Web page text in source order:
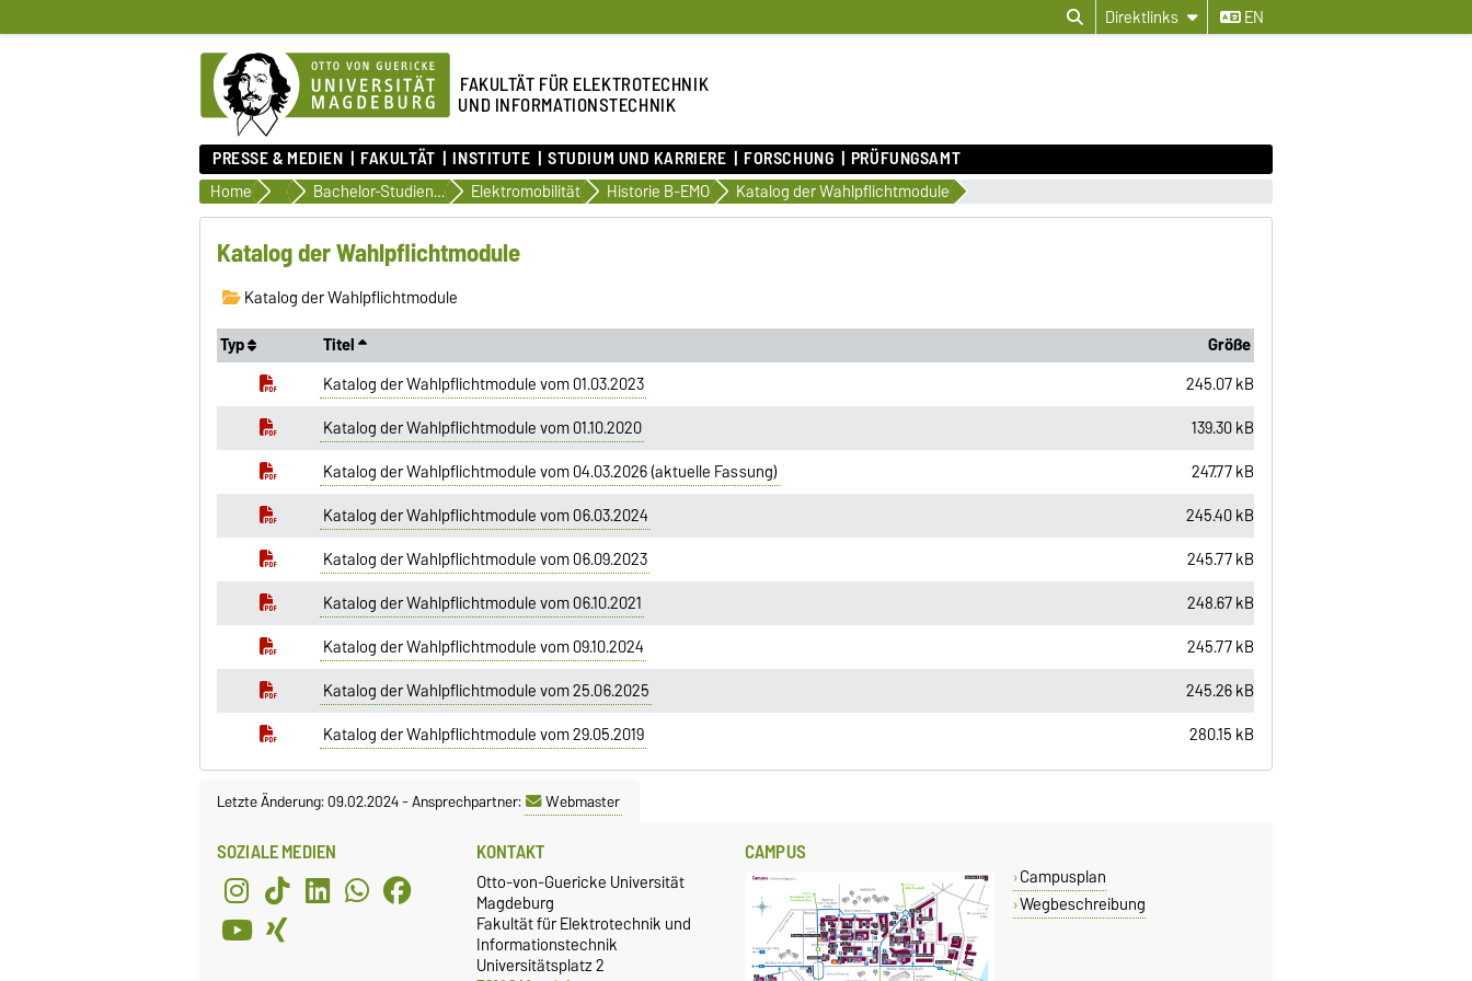
Direktlinks EN
FAKULTÄT FÜR ELEKTROTECHNIK
UND INFORMATIONSTECHNIK
PRESSE & MEDIEN FAKULTÄT INSTITUTE STUDIUM UND KARRIERE FORSCHUNG PRÜFUNGSAMT
Home Studiendokumente Bachelor-Studiengänge Elektromobilität Historie B-EMO Katalog der Wahlpflichtmodule
Katalog der Wahlpflichtmodule
Katalog der Wahlpflichtmodule
Typ
Titel
Größe
Katalog der Wahlpflichtmodule vom 01.03.2023
245.07 kB
Katalog der Wahlpflichtmodule vom 01.10.2020
139.30 kB
Katalog der Wahlpflichtmodule vom 04.03.2026 (aktuelle Fassung)
247.77 kB
Katalog der Wahlpflichtmodule vom 06.03.2024
245.40 kB
Katalog der Wahlpflichtmodule vom 06.09.2023
245.77 kB
Katalog der Wahlpflichtmodule vom 06.10.2021
248.67 kB
Katalog der Wahlpflichtmodule vom 09.10.2024
245.77 kB
Katalog der Wahlpflichtmodule vom 25.06.2025
245.26 kB
Katalog der Wahlpflichtmodule vom 29.05.2019
280.15 kB
Letzte Änderung: 09.02.2024-Ansprechpartner: Webmaster
SOZIALE MEDIEN KONTAKT
Otto-von-Guericke Universität
Magdeburg
Fakultät für Elektrotechnik und
Informationstechnik
Universitätsplatz 2
CAMPUS
Campusplan
Wegbeschreibung